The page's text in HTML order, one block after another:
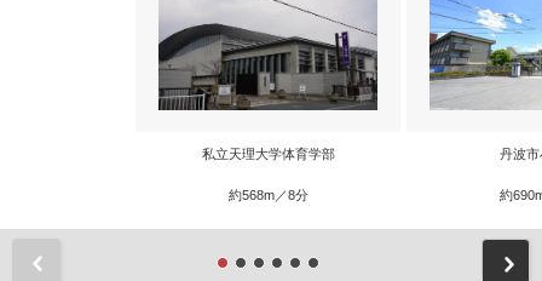
私立天理大学体育学部
約568m／8分
丹波市
約